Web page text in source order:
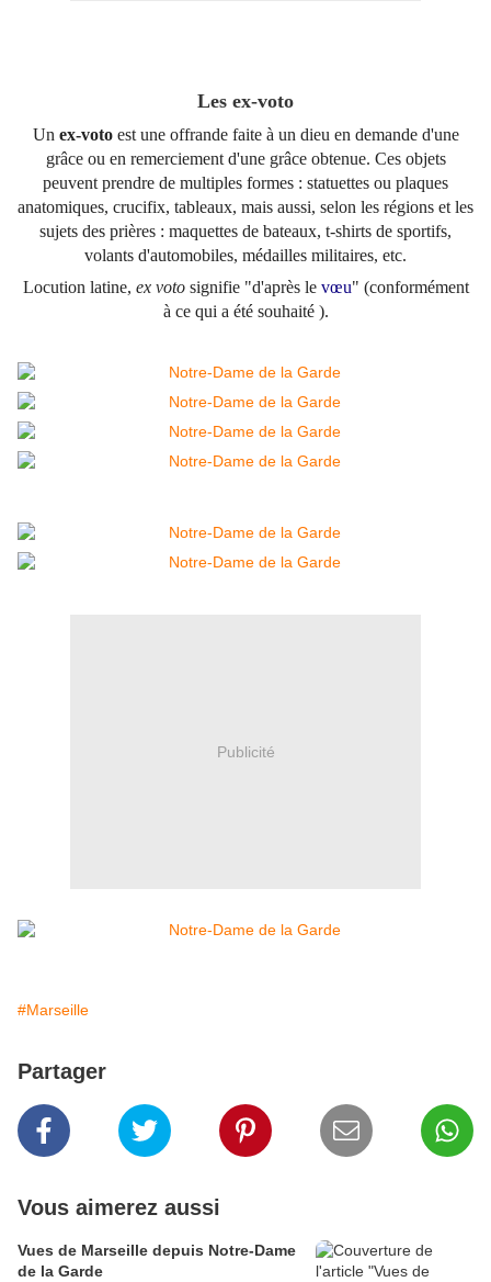
Les ex-voto
Un ex-votoest une offrande faite à un dieu en demande d'une
grâce ou en remerciement d'une grâce obtenue. Ces objets
peuvent prendre de multiples formes : statuettes ou plaques
anatomiques, crucifix, tableaux, mais aussi, selon les régions et les
sujets des prières : maquettes de bateaux, t-shirts de sportifs,
volants d'automobiles, médailles militaires, etc.
Locution latine, ex votosignifie "d'après le vœu" (conformément
à ce qui a été souhaité ).
Publicité
#Marseille
Partager
Vous aimerez aussi
Vues de Marseille depuis Notre-Dame
de la Garde